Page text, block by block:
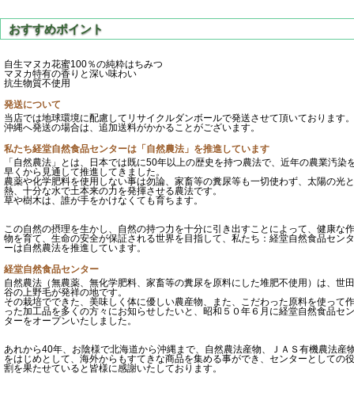
自生マヌカ花蜜100％の純粋はちみつ
マヌカ特有の香りと深い味わい
抗生物質不使用
発送について
当店では地球環境に配慮してリサイクルダンボールで発送させて頂いております。
沖縄へ発送の場合は、追加送料がかかることがございます。
私たち経堂自然食品センターは「自然農法」を推進しています
「自然農法」とは、日本では既に50年以上の歴史を持つ農法で、近年の農業汚染
早くから見通して推進してきました。
農薬や化学肥料を使用しない事は勿論、家畜等の糞尿等も一切使わず、太陽の光と
熱、十分な水で土本来の力を発揮させる農法です。
草や樹木は、誰が手をかけなくても育ちます。
この自然の摂理を生かし、自然の持つ力を十分に引き出すことによって、健康な作
物を育て、生命の安全が保証される世界を目指して、私たち：経堂自然食品センタ
ーは自然農法を推進しています。
経堂自然食品センター
自然農法（無農薬、無化学肥料、家畜等の糞尿を原料にした堆肥不使用）は、世田
谷の上野毛が発祥の地です。
その栽培でできた、美味しく体に優しい農産物、また、こだわった原料を使って作
った加工品を多くの方々にお知らせしたいと、昭和５０年６月に経堂自然食品セン
ターをオープンいたしました。
あれから40年、お陰様で北海道から沖縄まで、自然農法産物、ＪＡＳ有機農法産
をはじめとして、海外からもすてきな商品を集める事ができ、センターとしての役
割を果たせていると皆様に感謝いたしております。